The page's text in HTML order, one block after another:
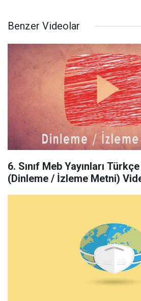
Benzer Videolar
6. Sınıf Meb Yayınları
(Dinleme / İzleme Metni)